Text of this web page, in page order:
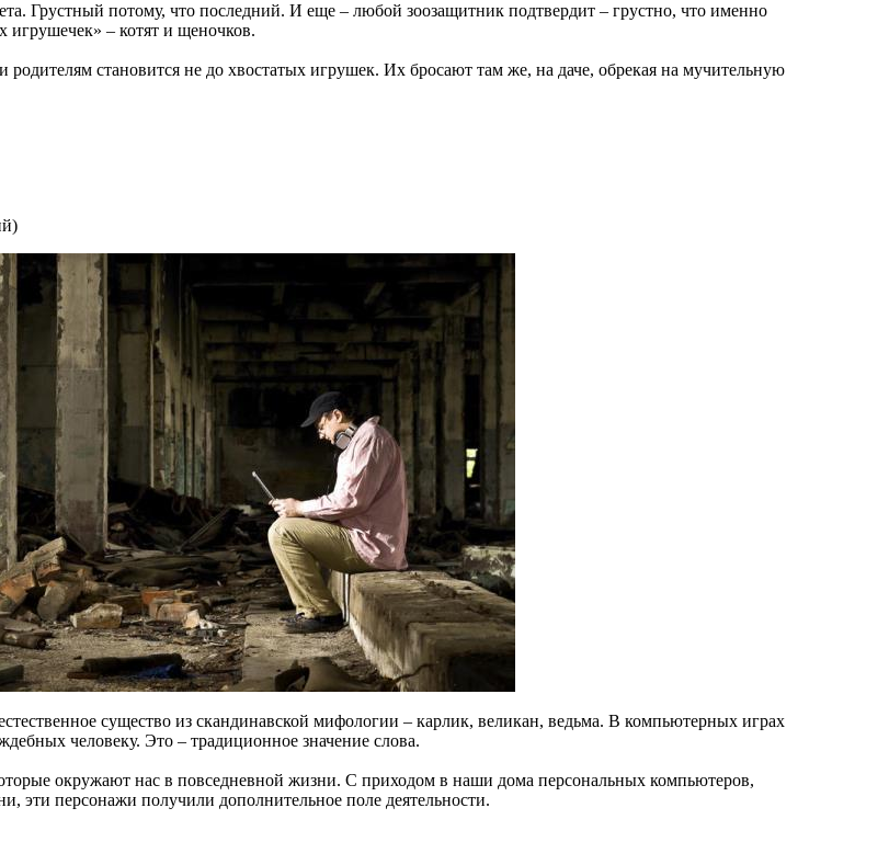
Грустный потому, что последний. И еще – любой зоозащитник подтвердит – грустно, что именно
игрушечек» – котят и щеночков.
родителям становится не до хвостатых игрушек. Их бросают там же, на даче, обрекая на мучительную
)
существо из скандинавской мифологии – карлик, великан, ведьма. В компьютерных играх
человеку. Это – традиционное значение слова.
окружают нас в повседневной жизни. С приходом в наши дома персональных компьютеров,
эти персонажи получили дополнительное поле деятельности.